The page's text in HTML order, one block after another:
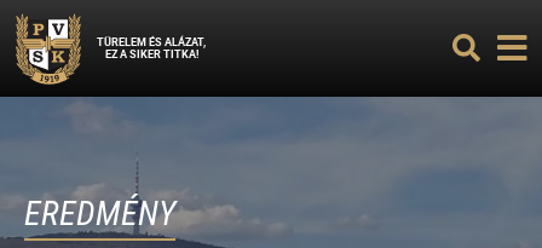
TÜRELEM ÉS ALÁZAT,
EZ A SIKER TITKA!
EREDMÉNY